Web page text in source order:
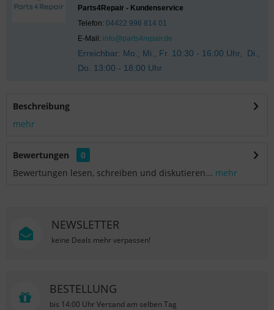
Parts4Repair - Kundenservice
Telefon: 04422 996 814 01
E-Mail: info@parts4repair.de
Erreichbar: Mo., Mi., Fr. 10:30 - 16:00 Uhr, Di.,
Do. 13:00 - 18:00 Uhr
Beschreibung
mehr
Bewertungen
0
Bewertungen lesen, schreiben und diskutieren... mehr
NEWSLETTER
keine Deals mehr verpassen!
BESTELLUNG
bis 14:00 Uhr Versand am selben Tag